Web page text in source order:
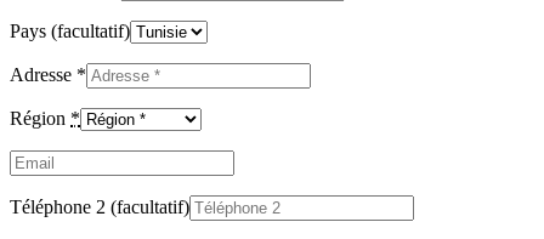
Pays (facultatif)
Adresse *
Région *
Email
Téléphone 2 (facultatif)